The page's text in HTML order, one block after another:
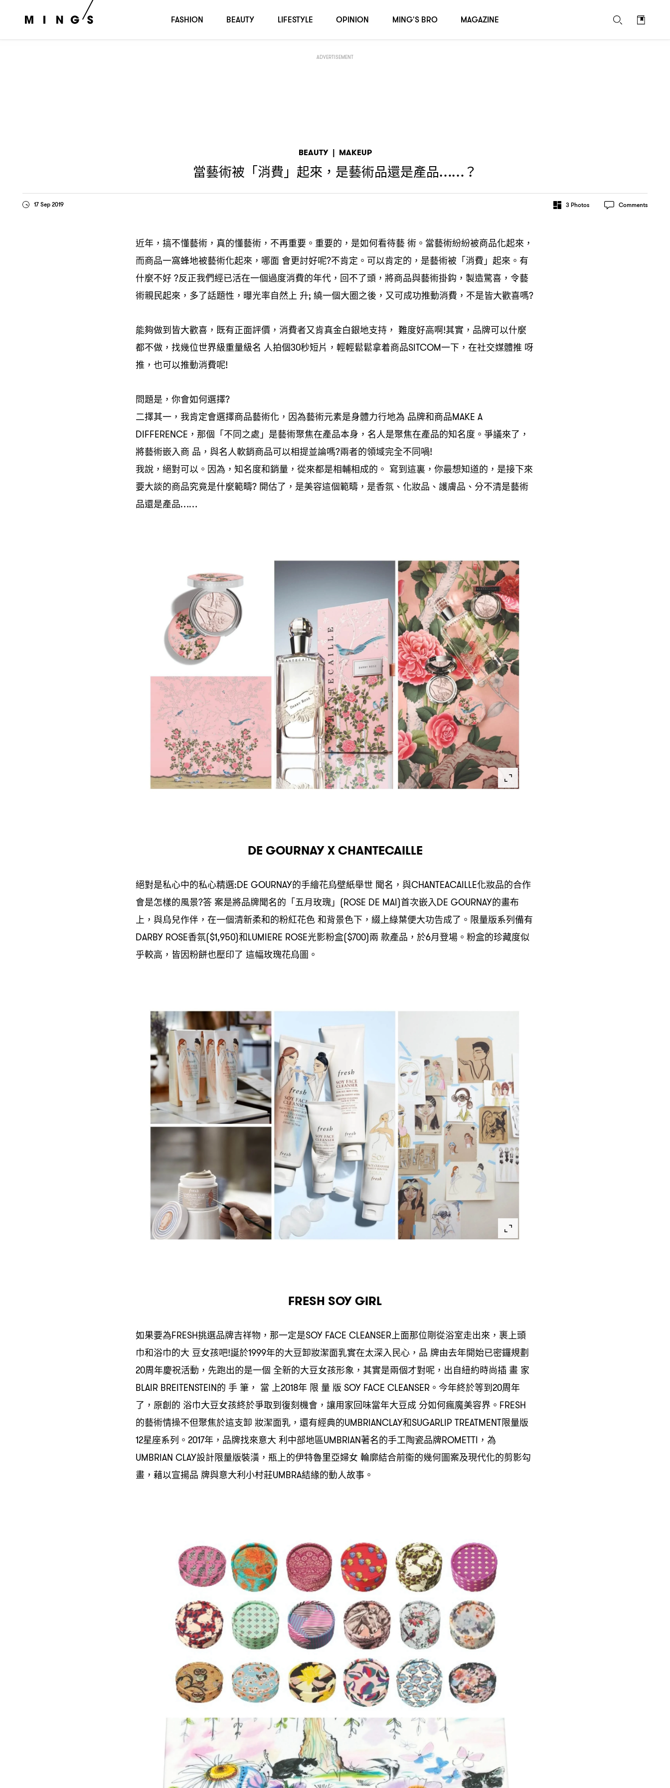
ADVERTISEMENT
BEAUTY | MAKEUP
當藝術被「消費」起來 ， 是藝術品還是產品……？
17 Sep 2019 3Photos Comments
近年 ， 搞不懂藝術 ， 真的懂藝術 ， 不再重要。重要的 ， 是如何看待藝術。當藝術紛紛被商品化起來 ，
而商品一窩蜂地被藝術化起來 ， 哪面 會更討好呢?不肯定。可以肯定的 ， 是藝術被「消費」起來。有
什麼不好?反正我們經已活在一個過度消費的年代 ， 回不了頭 ， 將商品與藝術掛鈎 ， 製造驚喜 ， 令藝
術親民起來 ， 多了話題性 ， 曝光率自然上 升; 繞一個大圈之後 ， 又可成功推動消費 ， 不是皆大歡喜嗎?
能夠做到皆大歡喜 ， 既有正面評價 ， 消費者又肯真金白銀地支持 ， 難度好高啊!其實 ， 品牌可以什麼
都不做 ， 找幾位世界級重量級名 人拍個30秒短片 ， 輕輕鬆鬆拿着商品SITCOM一下 ， 在社交媒體推 呀
推 ， 也可以推動消費呢!
問題是 ， 你會如何選擇?
二擇其一 ， 我肯定會選擇商品藝術化 ， 因為藝術元素是身體力行地為 品牌和商品MAKE A
DIFFERENCE， 那個「不同之處」是藝術聚焦在產品本身 ， 名人是聚焦在產品的知名度。爭議來了 ，
將藝術嵌入商 品 ， 與名人軟銷商品可以相提並論嗎?兩者的領域完全不同喎!
我說 ， 絕對可以。因為 ， 知名度和銷量 ， 從來都是相輔相成的。 寫到這裏 ， 你最想知道的 ， 是接下來
要大談的商品究竟是什麼範疇? 開估了 ， 是美容這個範疇 ， 是香氛、化妝品、護膚品、分不清是藝術
品還是產品……
DE GOURNAY X CHANTECAILLE
絕對是私心中的私心精選:DE GOURNAY的手繪花鳥壁紙舉世 聞名 ， 與CHANTEACAILLE化妝品的合作
會是怎樣的風景?答 案是將品牌聞名的「五月玫瑰」 (ROSE DE MAI)首次嵌入DE GOURNAY的畫布
上 ， 與鳥兒作伴 ， 在一個清新柔和的粉紅花色和背景色下 ， 綴上綠葉便大功告成了。限量版系列備有
DARBY ROSE香氛($1,950)和LUMIERE ROSE光影粉盒($700)兩 款產品 ， 於6月登場。粉盒的珍藏度似
乎較高 ， 皆因粉餅也壓印了 這幅玫瑰花鳥圖。
FRESH SOY GIRL
如果要為FRESH挑選品牌吉祥物 ， 那一定是SOY FACE CLEANSER上面那位剛從浴室走出來 ， 裹上頭
巾和浴巾的大 豆女孩吧!誕於1999年的大豆卸妝潔面乳實在太深入民心 ， 品 牌由去年開始已密鑼規劃
20周年慶祝活動 ， 先跑出的是一個 全新的大豆女孩形象 ， 其實是兩個才對呢 ， 出自紐約時尚插 畫 家
BLAIR BREITENSTEIN的 手 筆 ， 當 上2018年 限 量 版 SOY FACE CLEANSER 。今年終於等到20周年
了 ， 原創的 浴巾大豆女孩終於爭取到復刻機會 ， 讓用家回味當年大豆成 分如何瘋魔美容界。 FRESH
的藝術情操不但聚焦於這支卸 妝潔面乳 ， 還有經典的UMBRIANCLAY和SUGARLIP TREATMENT限量版
12星座系列。 2017年 ， 品牌找來意大 利中部地區UMBRIAN著名的手工陶瓷品牌ROMETTI， 為
UMBRIAN CLAY設計限量版裝潢 ， 瓶上的伊特魯里亞婦女 輪廓結合前衞的幾何圖案及現代化的剪影勾
畫 ， 藉以宣揚品 牌與意大利小村莊UMBRA結緣的動人故事。
FASHION BEAUTY LIFESTYLE OPINION MING'S BRO MAGAZINE
當藝術被「消費」起來 ……？